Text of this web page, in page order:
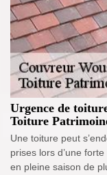
Urgence de
Toiture
Une toiture peut
prises lors d’une
en pleine saison de